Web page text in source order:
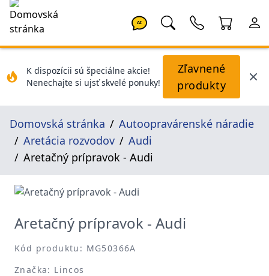
AI
K dispozícii sú špeciálne akcie!
Nenechajte si ujsť skvelé ponuky!
Zľavnené
produkty
Domovská stránka
Autoopravárenské náradie
Aretácia rozvodov
Audi
Aretačný prípravok - Audi
Aretačný prípravok - Audi
Kód produktu: MG50366A
Značka: Lincos